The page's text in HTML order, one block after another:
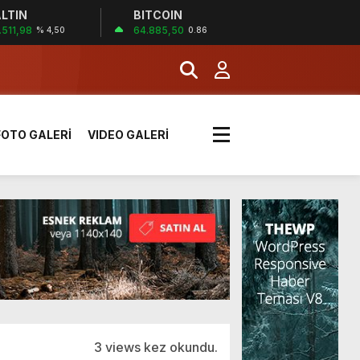
% 4,50
BITCOIN
64.885,50 0.86
yük kazaya neden oldu
paylaştı
GALERİ VIDEO GALERİ
3 views kez okundu.